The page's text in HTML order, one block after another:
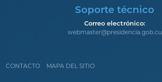
Soporte técnico
Correo electrónico:
webmaster@presidencia.gob.cu
CONTACTO MAPA DEL SITIO